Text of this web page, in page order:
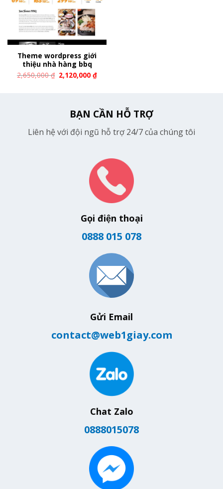
Theme wordpress giới
thiệu nhà hàng bbq
2,650,000₫ 2,120,000₫
BẠN CẦN HỖ TRỢ
Liên hệ với đội ngũ hỗ trợ 24/7 của chúng tôi
Gọi điện thoại
0888 015 078
Gửi Email
contact@web1giay.com
Chat Zalo
0888015078